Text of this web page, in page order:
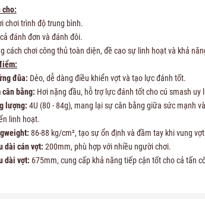
cho:
chơi trình độ trung bình.
đánh đơn và đánh đôi.
cách chơi công thủ toàn diện, đề cao sự linh hoạt và khả
đũa: Dẻo, dễ dàng điều khiển vợt và tạo lực đánh tốt.
bằng: Hơi nặng đầu, hỗ trợ lực đánh tốt cho cú smash uy
lượng: 4U (80 - 84g), mang lại sự cân bằng giữa sức mạnh
linh hoạt.
86-88 kg/cm², tạo sự ổn định và đầm tay khi vung
dài cán vợt: 200mm, phù hợp với nhiều người chơi.
dài vợt: 675mm, cung cấp khả năng tiếp cận tốt cho cả tấn